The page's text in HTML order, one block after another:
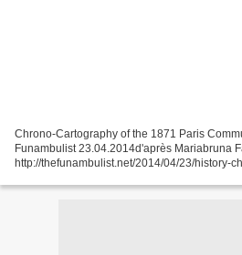
Chrono-Cartography of the 1871 Paris
Funambulist 23.04.2014d'après Mariabruna
http://thefunambulist.net/2014/04/23/history-